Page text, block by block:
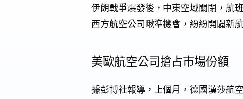
伊朗戰爭爆發後，中東空域關閉，航
西方航空公司瞅準機會，紛紛開闢新
美歐航空公司搶占市場份額
據彭博社報導，上個月，德國漢莎航